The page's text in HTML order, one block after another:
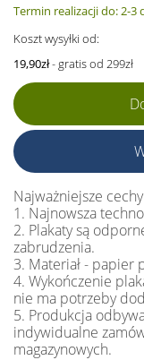
Termin realizacji do: 2-3
Koszt wysyłki od:
19,90zł- gratis od 299zł
Najważniejsze
1. Najnowsza
2. Plakaty są
zabrudzenia.
3. Materiał - papier
4. Wykończenie
nie ma potrzeby
5. Produkcja
indywidualne
magazynowych.